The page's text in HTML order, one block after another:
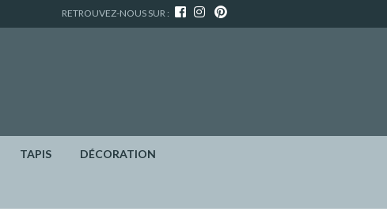
RETROUVEZ-NOUS SUR :
TAPIS DÉCORATION